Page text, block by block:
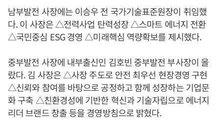
남부발전 사장에는 이승우 전 국가기술표준원장이 취임했
다. 이 사장은 △전력사업 탄력성장 △스마트 에너지 전환
△국민중심 ESG 경영 △미래핵심 역량확보를 제시했다.
중부발전 사장에 내부출신인 김호빈 중부발전 부사장이 올
랐다. 김 사장은 △사장 주도로 안전 최우선 현장경영 구현
△신뢰와 참여를 바탕으로 공정하고 함께 성장하는 기업문
화 구축 △친환경성에 기반한 혁신과 기술자립으로 에너지
리더 브랜드 창출 등을 경영방침으로 밝혔다.